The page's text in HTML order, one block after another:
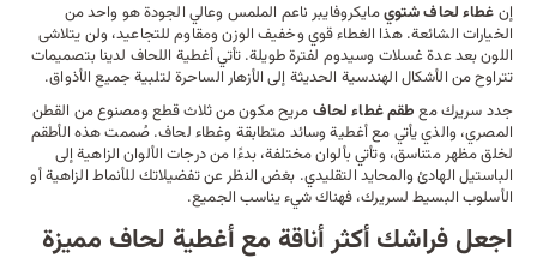
إنغطاء لحاف شتويمايكروفايبر ناعم الملمس وعالي الجودة هو واحد من
الخيارات الشائعة. هذا الغطاء قوي وخفيف الوزن ومقاوم للتجاعيد، ولن يتلاشى
اللون بعد عدة غسلات وسيدوم لفترة طويلة. تأتي أغطية اللحاف لدينا بتصميمات
تتراوح من الأشكال الهندسية الحديثة إلى الأزهار الساحرة لتلبية جميع الأذواق.
جدد سريرك معطقم غطاء لحافمريح مكون من ثلاث قطع ومصنوع من القطن
المصري، والذي يأتي معأغطية وسائدمتطابقة وغطاء لحاف. صُممت هذه الأطقم
لخلق مظهر متناسق، وتأتي بألوان مختلفة، بدءًا من درجات الألوان الزاهية إلى
الباستيل الهادئ والمحايد التقليدي. بغض النظر عن تفضيلاتك للأنماط الزاهية أو
الأسلوب البسيط لسريرك، فهناك شيء يناسب الجميع.
اجعل فراشك أكثر أناقة مع أغطية لحاف مميزة